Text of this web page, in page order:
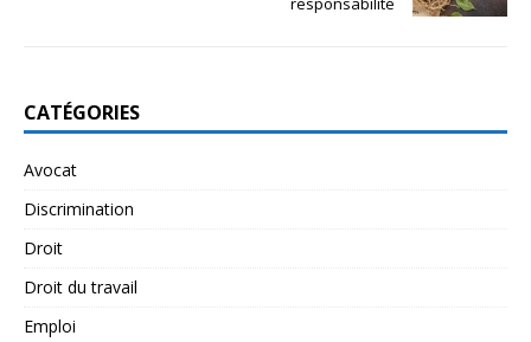
CATÉGORIES
Avocat
Discrimination
Droit
Droit du travail
Emploi